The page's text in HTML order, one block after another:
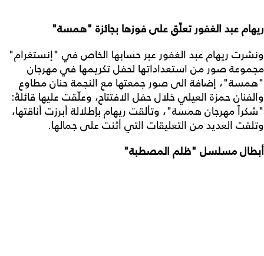
ريهام عبد الغفور تعلّق على فوزها بجائزة "همسة"
ونشرت ريهام عبد الغفور عبر حسابها الخاص في "إنستغرام"
مجموعة صور من استعداداتها لحفل تكريمها في مهرجان
"همسة"، إضافة الى صور جمعتها مع النجمة حنان مطاوع
والفنان حمزة العيلي خلال حفل الافتتاح، وعلّقت عليها قائلةً:
"شكراً مهرجان همسة"، وتألقت ريهام بإطلالة أبرزت أناقتها،
وتلقت العديد من التعليقات التي أثنت على جمالها.
أبطال مسلسل "ظلم المصطبة"